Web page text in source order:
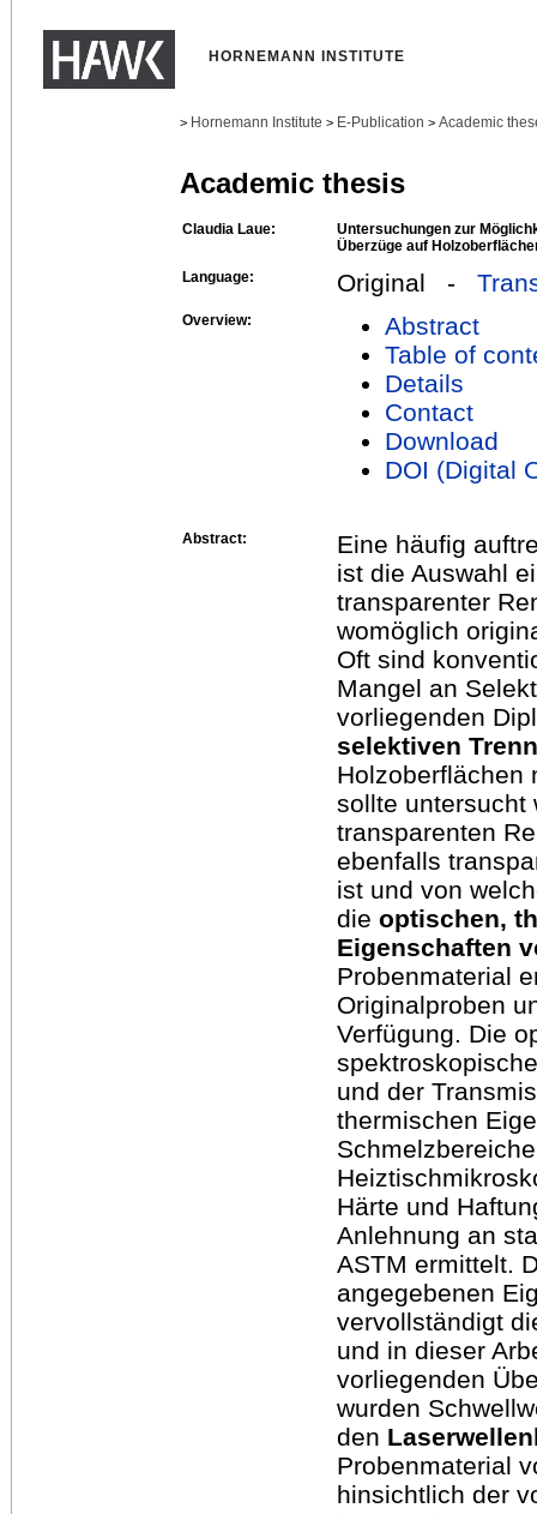
HORNEMANN INSTITUTE
> Hornemann Institute > E-Publication > Academic
Academic thesis
Claudia Laue:
Untersuchungen zur
Überzüge auf
Language:
Original -
Overview:
Abstract
Table of
Details
Contact
Download
DOI (Digital
Abstract:
Eine häufig
ist die Auswahl
transparenter
womöglich
Oft sind
Mangel an
vorliegenden
selektiven
Holzoberflächen
sollte untersucht
transparenten
ebenfalls
ist und von
die optischen,
Eigenschaften
Probenmaterial
Originalproben
Verfügung. Die
und der
thermischen
Härte und
Anlehnung an
ASTM ermittelt.
angegebenen
vervollständigt
und in dieser
vorliegenden
wurden
den
Probenmaterial
hinsichtlich der